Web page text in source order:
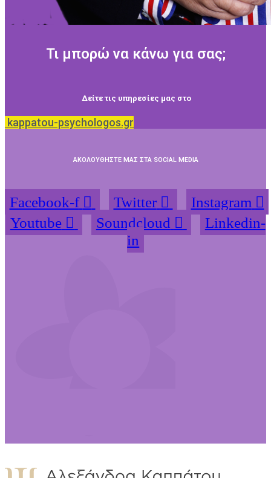
Τι μπορώ να κάνω για σας;
Δείτε τις υπηρεσίες μας στο
kappatou-psychologos.gr
ΑΚΟΛΟΥΘΗΣΤΕ ΜΑΣ ΣΤΑ SOCIAL MEDIA
Facebook-f Twitter
Instagram
Youtube
Soundcloud
Linkedin-
in